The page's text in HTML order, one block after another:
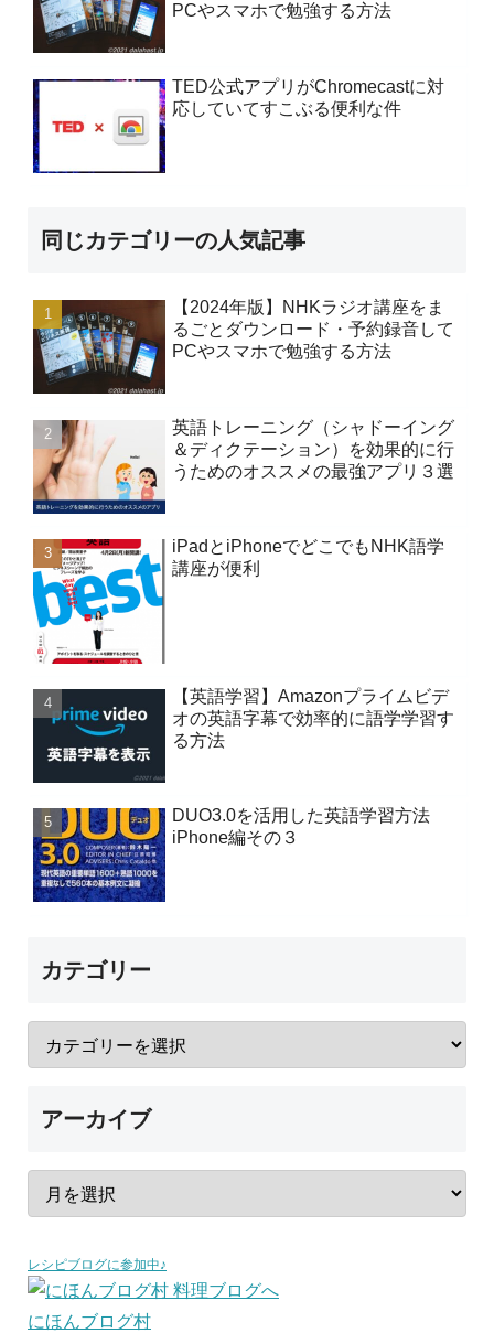
PCやスマホで勉強する方法
TED公式アプリがChromecastに対
応していてすこぶる便利な件
同じカテゴリーの人気記事
【2024年版】NHKラジオ講座をま
るごとダウンロード・予約録音して
PCやスマホで勉強する方法
英語トレーニング（シャドーイング
＆ディクテーション）を効果的に行
うためのオススメの最強アプリ３選
iPadとiPhoneでどこでもNHK語学
講座が便利
【英語学習】Amazonプライムビデ
オの英語字幕で効率的に語学学習す
る方法
DUO3.0を活用した英語学習方法
iPhone編その３
カテゴリー
アーカイブ
レシピブログに参加中♪
にほんブログ村